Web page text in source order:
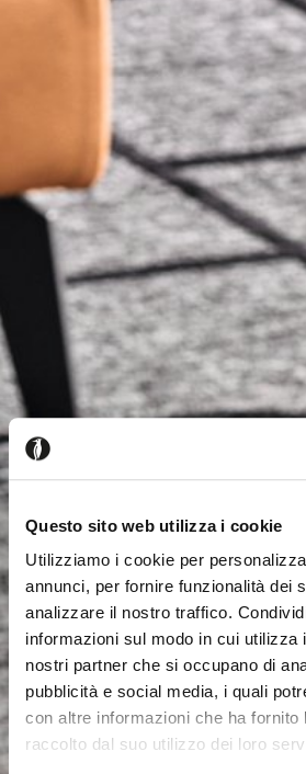
Questo sito web utilizza i cookie
Utilizziamo i cookie per
annunci, per fornire funzionalità dei
analizzare il nostro traffico.
informazioni sul modo in cui utilizza
nostri partner che si occupano di
pubblicità e social media, i quali
con altre informazioni che ha fornito
raccolto dal suo utilizzo dei loro